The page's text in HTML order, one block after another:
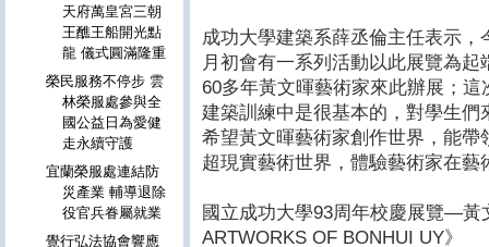
成功大學建築系薛丞倫主任表示
月初會有一系列活動以此展覽為
60多年黃文暉藝術家來此辦展；
建築訓練中是很基本的，對學生
希望黃文暉藝術家創作世界，能
超現實藝術世界，體驗藝術家在
國立成功大學93周年校慶展覽—黃
ARTWORKS OF BONHUI UY》
天府萬皇宮三朝
王醮王船開光點
龍 儀式圓滿隆重
榮民服務不停步 雲
林榮服處參與全
國公益日為愛健
走永續守護
宜蘭榮服處連結防
災產業 輔導退除
役官兵眷屬就業
覺行弘法協會響應